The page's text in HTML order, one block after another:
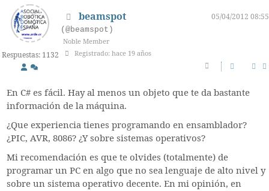
Respuestas: 1132
beamspot
05/04/2012 08:55
(@beamspot)
Noble Member
Registrado: hace 19 años
En C# es fácil. Hay al menos un objeto que te da bastante
información de la máquina.
¿Que experiencia tienes programando en ensamblador?
¿PIC, AVR, 8086? ¿Y sobre sistemas operativos?
Mi recomendación es que te olvides (totalmente) de
programar un PC en algo que no sea lenguaje de alto nivel y
sobre un sistema operativo decente. En mi opinión, en